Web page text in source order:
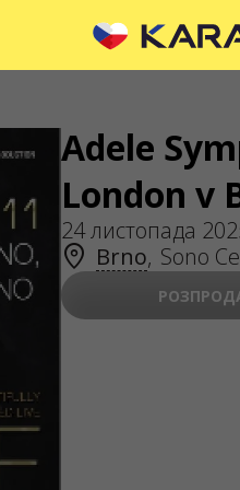
Warning! The
form at
ABOUT US
Adele
London v
24 листопада
Brno, Sono